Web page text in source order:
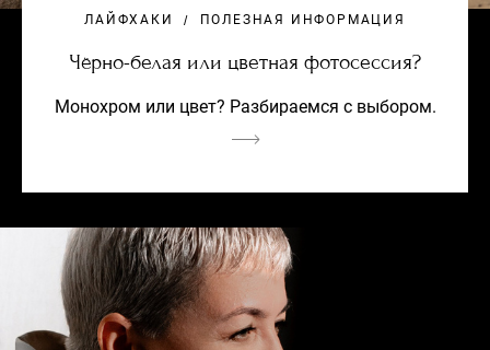
ЛАЙФХАКИ ПОЛЕЗНАЯ ИНФОРМАЦИЯ
Чёрно-белая или цветная фотосессия?
Монохром или цвет? Разбираемся с выбором.